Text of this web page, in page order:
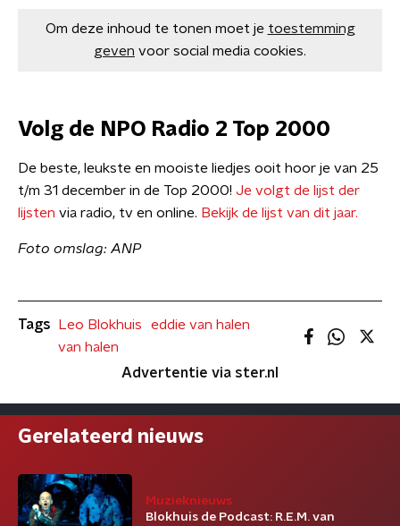
Om deze inhoud te tonen moet je toestemming
geven voor social media cookies.
Volg de NPO Radio 2 Top 2000
De beste, leukste en mooiste liedjes ooit hoor je van 25
t/m 31 december in de Top 2000! Je volgt de lijst der
lijsten via radio, tv en online. Bekijk de lijst van dit jaar.
Foto omslag: ANP
Tags Leo Blokhuis
eddie van halen
van halen
Advertentie via ster.nl
Gerelateerd nieuws
Muzieknieuws
Blokhuis de Podcast: R.E.M. van